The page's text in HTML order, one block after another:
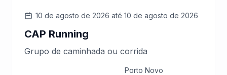
10 de agosto de 2026 até 10 de agosto de 2026
CAP Running
Grupo de caminhada ou corrida
Porto Novo